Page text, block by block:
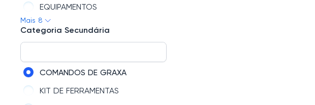
EQUIPAMENTOS
AUTO PECAS
REDUX32
ESTETICA
Mais 8
Categoria Secundária
COMANDOS DE GRAXA
KIT DE FERRAMENTAS